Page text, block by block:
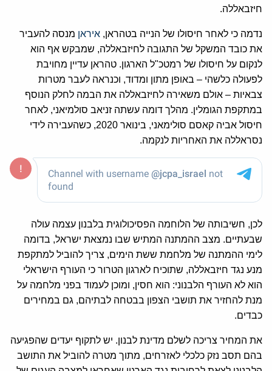
חיזבאללה.
נדמה כי לאחר חיסולו של הנייה בטהראן, איראן מנסה להעביר
את כובד המשקל של התגובה לחיזבאללה, שמבקש אף הוא
לנקום על חיסולו של רמטכ"ל הארגון. טהראן עדיין מחויבת
לפעולה כלשהי – באופן מתון ומדוד, וכנראה לעבר מטרות
צבאיות – אולם משאירה לחיזבאללה את הבמה לחלק הנוסף
במתקפת הגומלין. מהלך דומה עשתה זניאב סולמיאני, לאחר
חיסול אביה קאסם סולימאני, בינואר 2020, כשהעבירה לידי
נסראללה את האחריות לנקמה.
לכן, חשיבותה של הלוחמה הפסיכולוגית בלבנון עצמה עולה
שבעתיים. מצב ההמתנה המתיש שבו נמצאת ישראל, בדומה
לימי ההמתנה של מלחמת ששת הימים, צריך להוביל למתקפת
מנע נגד חיזבאללה, שתוכיח לארגון הטרור כי העורף הישראלי
הוא לא העורף הלבנוני: הוא חסין, ומוכן לעמוד בפני מלחמה על
מנת להחזיר את תושבי הצפון בבטחה לבתיהם, גם במחירים
כבדים.
את המחיר צריכה לשלם מדינת לבנון. יש לתקוף יעדים שהפגיעה
בהם תסב נזק כלכלי לאזרחים, מתוך מטרה להוביל את התושב